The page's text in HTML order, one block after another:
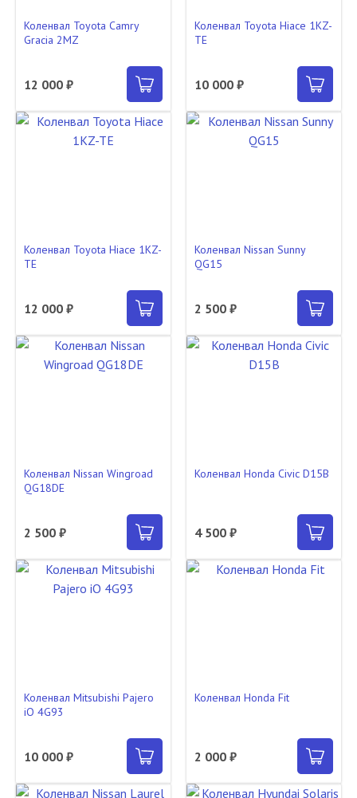
Коленвал Toyota Camry
Gracia 2MZ
12 000 ₽
Коленвал Toyota Hiace 1KZ-
TE
10 000 ₽
Коленвал Toyota Hiace 1KZ-
TE
12 000 ₽
Коленвал Nissan Sunny
QG15
2 500 ₽
Коленвал Nissan Wingroad
QG18DE
2 500 ₽
Коленвал Honda Civic D15B
4 500 ₽
Коленвал Mitsubishi Pajero
iO 4G93
10 000 ₽
Коленвал Honda Fit
2 000 ₽